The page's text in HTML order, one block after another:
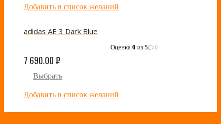
Добавить в список желаний
adidas AE 3 Dark Blue
Оценка 0 из 5 0
7 690.00₽
Выбрать
Добавить в список желаний